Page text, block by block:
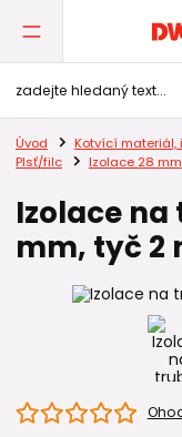
Úvod Kotvící materiál,
Plsť/filc
Izolace 28 mm
Izolace na
mm, tyč 2